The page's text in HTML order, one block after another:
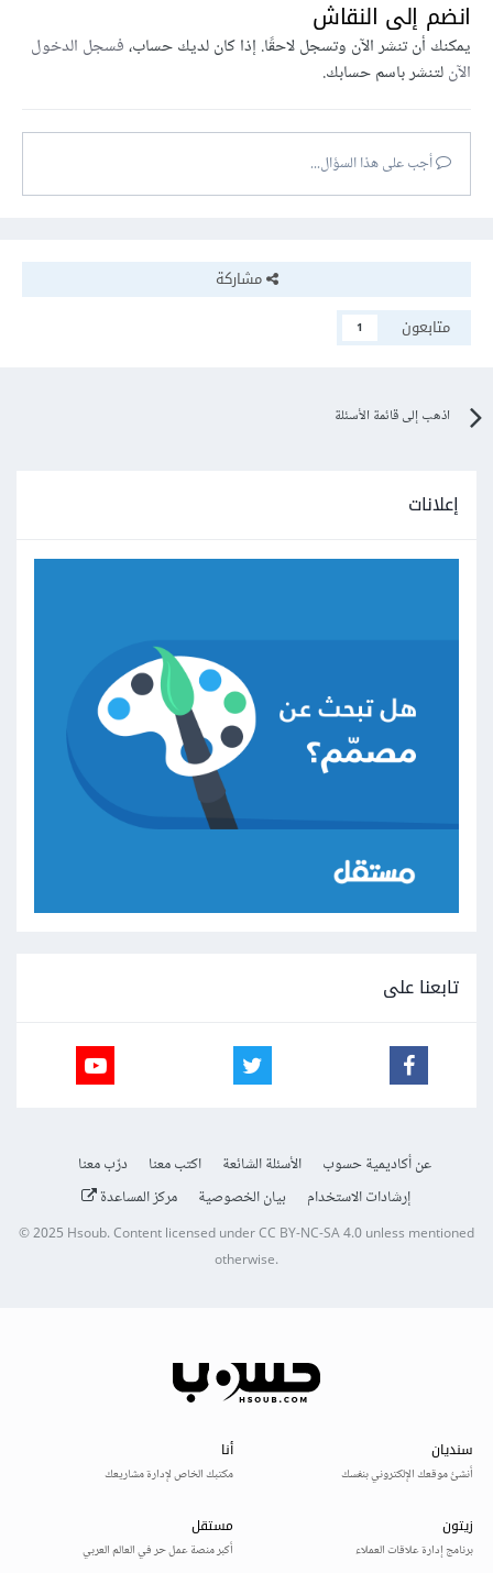
انضم إلى النقاش
يمكنك أن تنشر الآن وتسجل لاحقًا. إذا كان لديك حساب،فسجل الدخول
الآنلتنشر باسم حسابك.
أجب على هذا السؤال...
مشاركة
متابعون
1
اذهب إلى قائمة الأسئلة
إعلانات
تابعنا على
عن أكاديمية حسوب الأسئلة الشائعة اكتب معنا
درّب معنا
إرشادات الاستخدام
بيان الخصوصية مركز المساعدة
© 2025Hsoub.Content licensed underCC BY-NC-SA 4.0unless mentioned
otherwise.